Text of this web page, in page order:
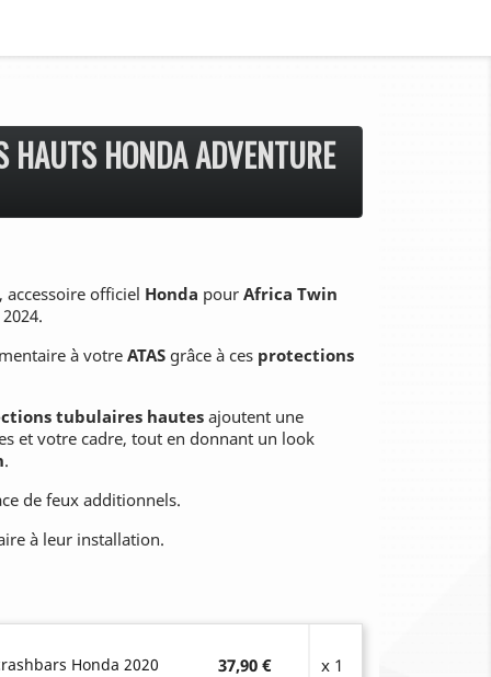
HAUTS HONDA ADVENTURE
, accessoire officiel Honda pour Africa Twin
à votre ATAS grâce à ces protections
tubulaires hautesajoutent une
et votre cadre, tout en donnant un look
.
de feux additionnels.
à leur installation.
Honda 2020 37,90 € x 1